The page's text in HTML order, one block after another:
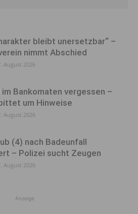
bleibt unersetzbar“ –
nimmt Abschied
August 2026
im Bankomaten vergessen –
um Hinweise
August 2026
(4) nach Badeunfall
– Polizei sucht Zeugen
August 2026
Anzeige